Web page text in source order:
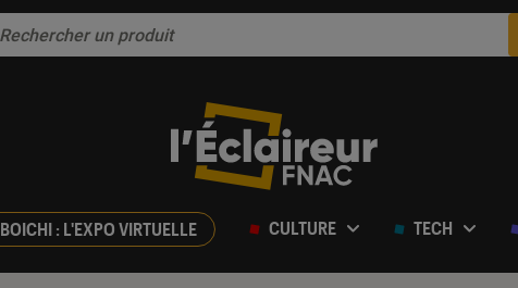
BOICHI : L'EXPO VIRTUELLE CULTURE TECH